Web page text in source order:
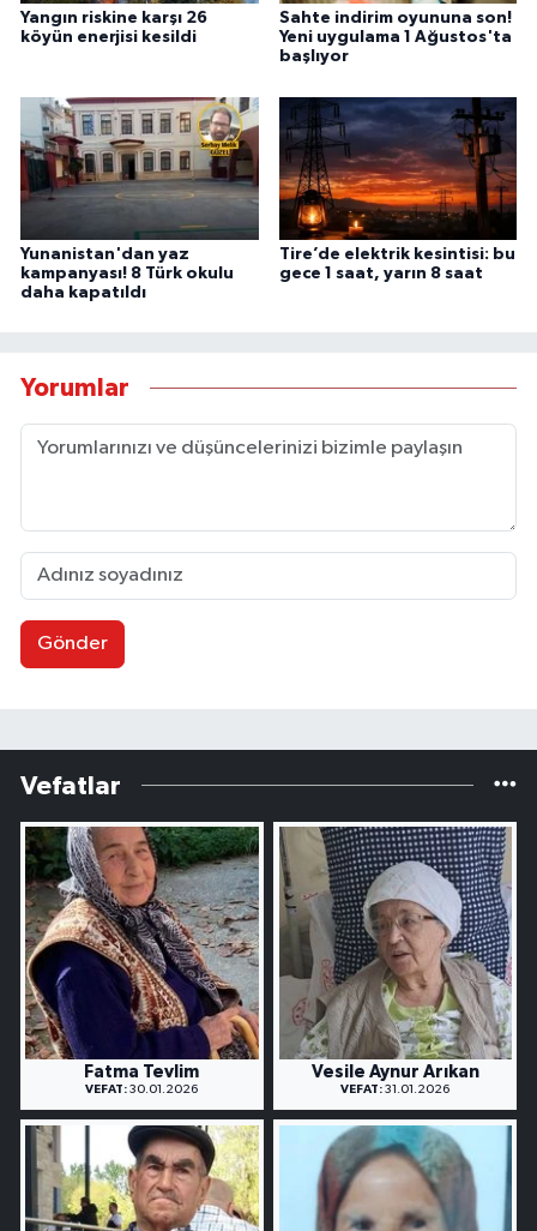
Yangın riskine karşı 26
köyün enerjisi kesildi
Sahte indirim oyununa son!
Yeni uygulama 1 Ağustos'ta
başlıyor
Yunanistan'dan yaz
kampanyası! 8 Türk okulu
daha kapatıldı
Tire’de elektrik kesintisi: bu
gece 1 saat, yarın 8 saat
Yorumlar
Gönder
Vefatlar
Fatma Tevlim
VEFAT: 30.01.2026
Vesile Aynur Arıkan
VEFAT: 31.01.2026